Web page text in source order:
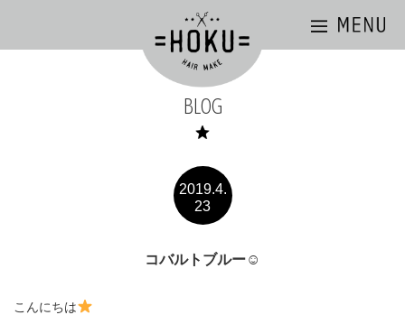
BLOG
2019.4.
23
コバルトブルー☺︎
こんにちは